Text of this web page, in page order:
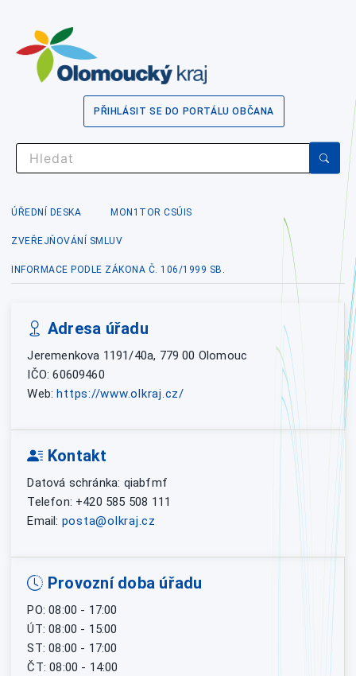
PŘIHLÁSIT SE DO PORTÁLU OBČANA
ÚŘEDNÍ DESKA MON1TOR CSÚIS
ZVEŘEJŇOVÁNÍ SMLUV
INFORMACE PODLE ZÁKONA Č. 106/1999 SB.
Adresa úřadu
Jeremenkova 1191/40a, 779 00 Olomouc
IČO: 60609460
Web: https://www.olkraj.cz/
Kontakt
Datová schránka: qiabfmf
Telefon: +420 585 508 111
Email: posta@olkraj.cz
Provozní doba úřadu
PO: 08:00 - 17:00
ÚT: 08:00 - 15:00
ST: 08:00 - 17:00
ČT: 08:00 - 14:00